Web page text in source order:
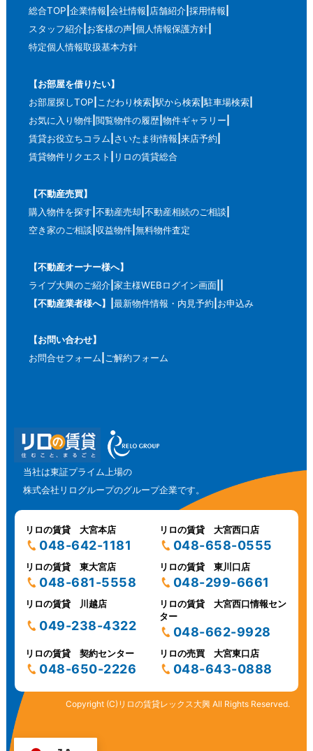
総合TOP 企業情報 会社情報 店舗紹介 採用情報
スタッフ紹介 お客様の声 個人情報保護方針
特定個人情報取扱基本方針
【お部屋を借りたい】
お部屋探しTOP こだわり検索 駅から検索 駐車場検索
お気に入り物件 閲覧物件の履歴 物件ギャラリー
賃貸お役立ちコラム さいたま街情報 来店予約
賃貸物件リクエスト
リロの賃貸総合
【不動産売買】
購入物件を探す 不動産売却 不動産相続のご相談
空き家のご相談 収益物件 無料物件査定
【不動産オーナー様へ】
ライブ大興のご紹介 家主様WEBログイン画面
【不動産業者様へ】
最新物件情報・内見予約 お申込み
【お問い合わせ】
お問合せフォーム ご解約フォーム
当社は東証プライム上場の
株式会社リログループのグループ企業です。
リロの賃貸 大宮本店
048-642-1181
リロの賃貸 大宮西口店
048-658-0555
リロの賃貸 東大宮店
048-681-5558
リロの賃貸 東川口店
048-299-6661
リロの賃貸 川越店
049-238-4322
リロの賃貸 大宮西口情報セン
ター
048-662-9928
リロの賃貸 契約センター
048-650-2226
リロの売買 大宮東口店
048-643-0888
Copyright (C)リロの賃貸レックス大興 All Rights Reserved.